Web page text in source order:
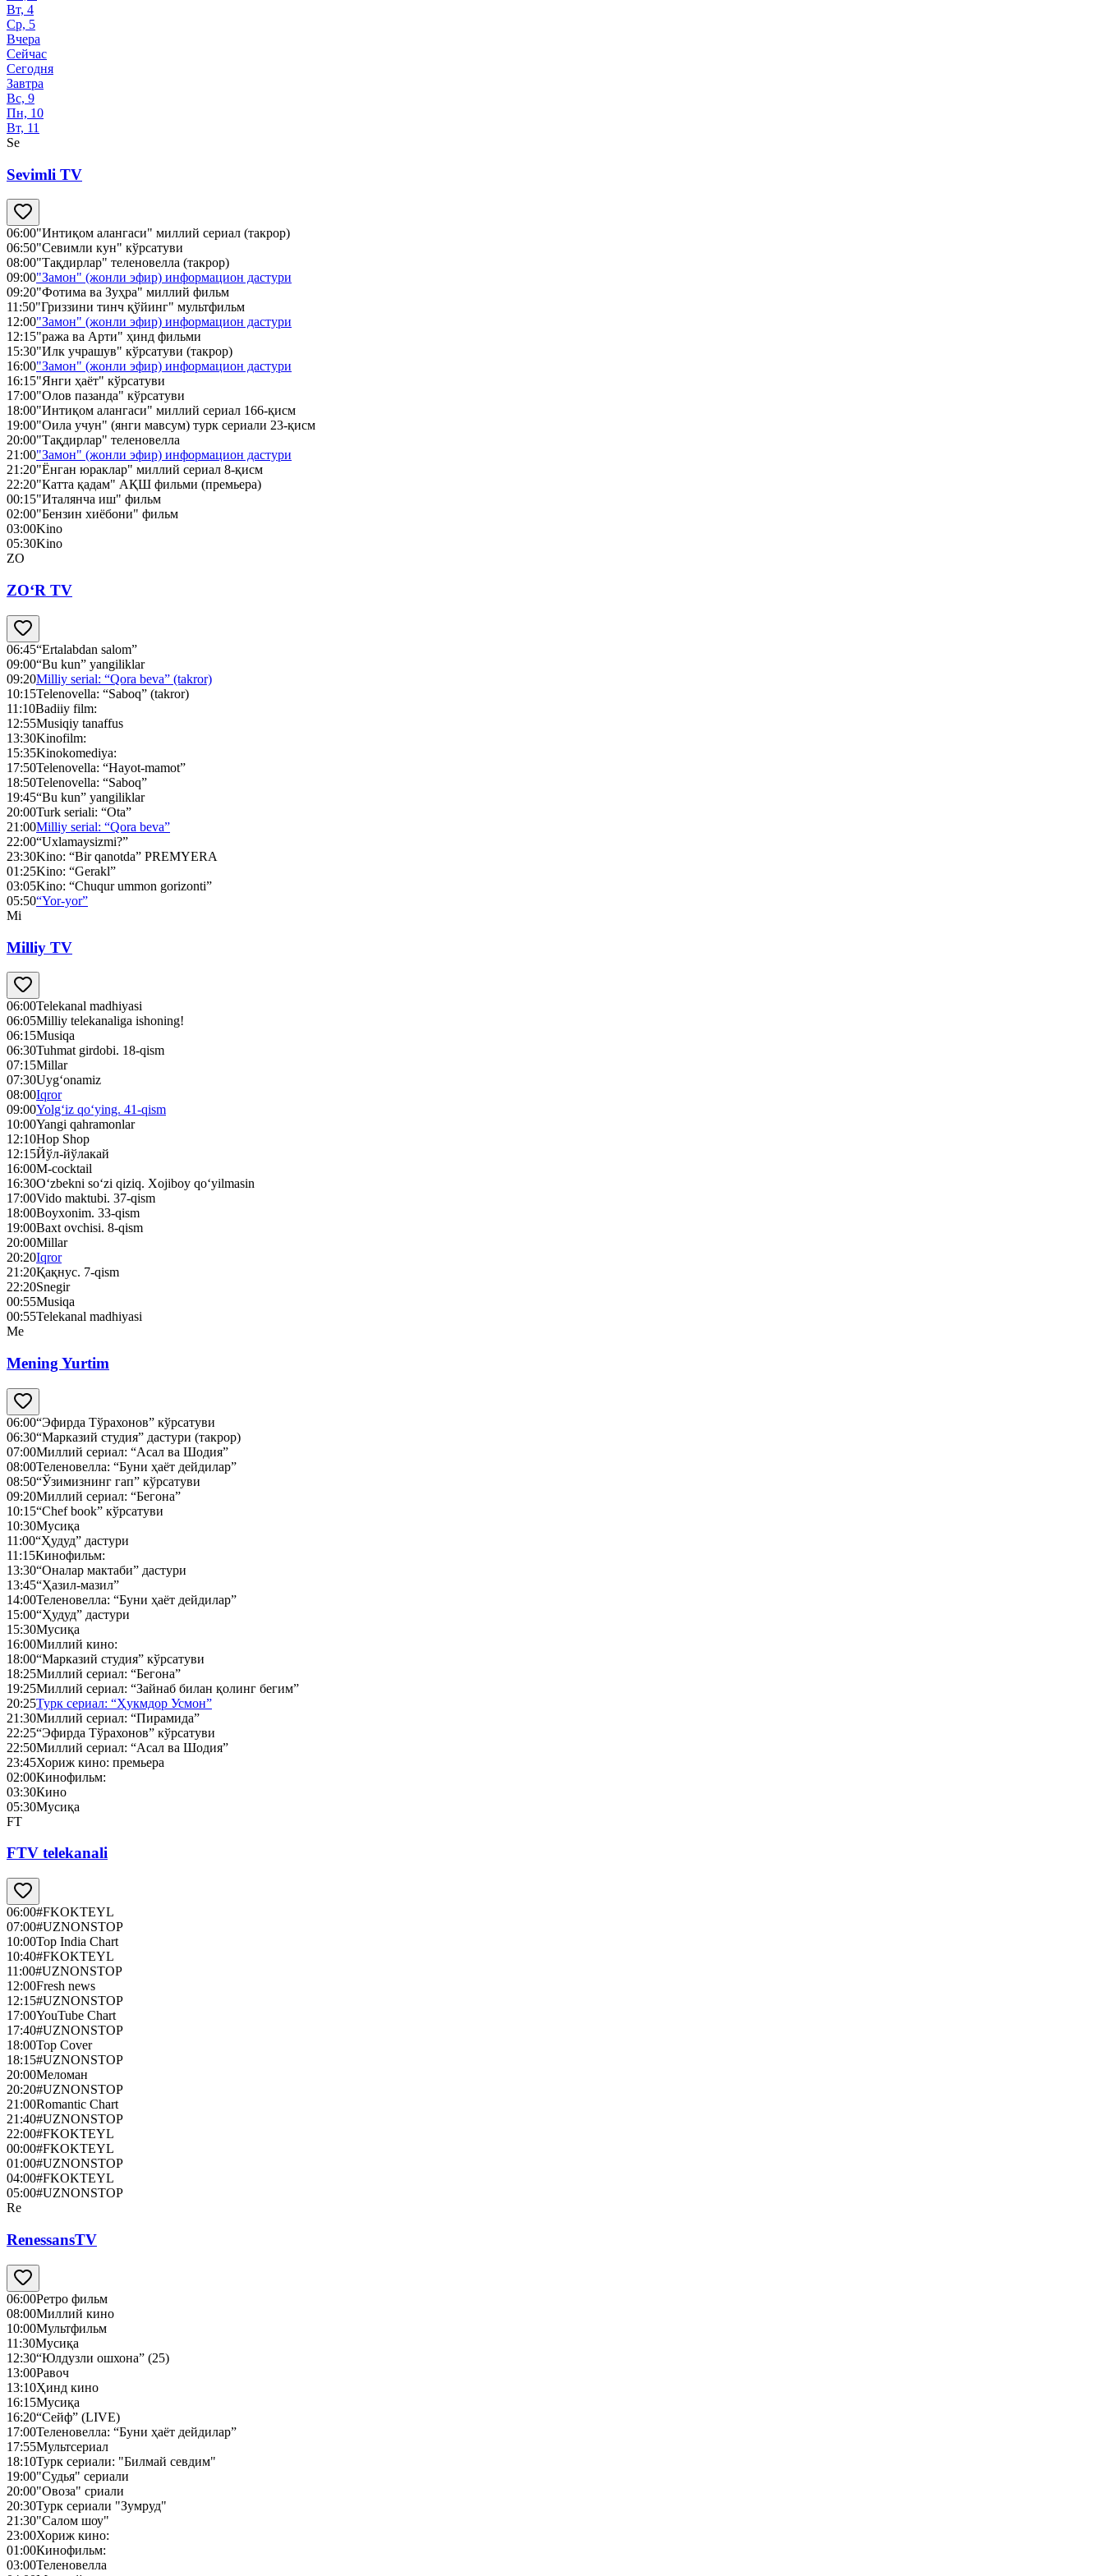
Вт, 4
Ср, 5
Вчера
Сейчас
Сегодня
Завтра
Вс, 9
Пн, 10
Вт, 11
Se
Sevimli TV
06:00"Интиқом алангаси" миллий cериал (такрор)
06:50"Севимли кун" кўрсатуви
08:00"Тақдирлар" теленовелла (такрор)
09:00"Замон" (жонли эфир) информацион дастури
09:20"Фотима ва Зуҳра" миллий фильм
11:50"Гриззини тинч қўйинг" мультфильм
12:00"Замон" (жонли эфир) информацион дастури
12:15"ража ва Арти" ҳинд фильми
15:30"Илк учрашув" кўрсатуви (такрор)
16:00"Замон" (жонли эфир) информацион дастури
16:15"Янги ҳаёт" кўрсатуви
17:00"Олов пазанда" кўрсатуви
18:00"Интиқом алангаси" миллий сериал 166-қисм
19:00"Оила учун" (янги мавсум) турк сериали 23-қисм
20:00"Тақдирлар" теленовелла
21:00"Замон" (жонли эфир) информацион дастури
21:20"Ёнган юраклар" миллий сериал 8-қисм
22:20"Катта қадам" АҚШ фильми (премьера)
00:15"Италянча иш" фильм
02:00"Бензин хиёбони" фильм
03:00Kino
05:30Kino
ZO
ZO‘R TV
06:45“Ertalabdan salom”
09:00“Bu kun” yangiliklar
09:20Milliy serial: “Qora beva” (takror)
10:15Telenovella: “Saboq” (takror)
11:10Badiiy film:
12:55Musiqiy tanaffus
13:30Kinofilm:
15:35Kinokomediya:
17:50Telenovella: “Hayot-mamot”
18:50Telenovella: “Saboq”
19:45“Bu kun” yangiliklar
20:00Turk seriali: “Ota”
21:00Milliy serial: “Qora beva”
22:00“Uxlamaysizmi?”
23:30Kino: “Bir qanotda” PREMYERA
01:25Kino: “Gerakl”
03:05Kino: “Chuqur ummon gorizonti”
05:50“Yor-yor”
Mi
Milliy TV
06:00Telekanal madhiyasi
06:05Milliy telekanaliga ishoning!
06:15Musiqa
06:30Tuhmat girdobi. 18-qism
07:15Millar
07:30Uyg‘onamiz
08:00Iqror
09:00Yolg‘iz qo‘ying. 41-qism
10:00Yangi qahramonlar
12:10Hop Shop
12:15Йўл-йўлакай
16:00M-cocktail
16:30O‘zbekni so‘zi qiziq. Xojiboy qo‘yilmasin
17:00Vido maktubi. 37-qism
18:00Boyxonim. 33-qism
19:00Baxt ovchisi. 8-qism
20:00Millar
20:20Iqror
21:20Қақнус. 7-qism
22:20Snegir
00:55Musiqa
00:55Telekanal madhiyasi
Me
Mening Yurtim
06:00“Эфирда Тўрахонов” кўрсатуви
06:30“Марказий студия” дастури (такрор)
07:00Миллий сериал: “Асал ва Шодия”
08:00Теленовелла: “Буни ҳаёт дейдилар”
08:50“Ўзимизнинг гап” кўрсатуви
09:20Миллий сериал: “Бегона”
10:15“Chef book” кўрсатуви
10:30Мусиқа
11:00“Ҳудуд” дастури
11:15Кинофильм:
13:30“Оналар мактаби” дастури
13:45“Ҳазил-мазил”
14:00Теленовелла: “Буни ҳаёт дейдилар”
15:00“Ҳудуд” дастури
15:30Мусиқа
16:00Миллий кино:
18:00“Марказий студия” кўрсатуви
18:25Миллий сериал: “Бегона”
19:25Миллий сериал: “Зайнаб билан қолинг бегим”
20:25Турк сериал: “Ҳукмдор Усмон”
21:30Миллий сериал: “Пирамида”
22:25“Эфирда Тўрахонов” кўрсатуви
22:50Миллий сериал: “Асал ва Шодия”
23:45Хориж кино: премьера
02:00Кинофильм:
03:30Кино
05:30Мусиқа
FT
FTV telekanali
06:00#FKOKTEYL
07:00#UZNONSTOP
10:00Top India Chart
10:40#FKOKTEYL
11:00#UZNONSTOP
12:00Fresh news
12:15#UZNONSTOP
17:00YouTube Chart
17:40#UZNONSTOP
18:00Top Cover
18:15#UZNONSTOP
20:00Меломан
20:20#UZNONSTOP
21:00Romantic Chart
21:40#UZNONSTOP
22:00#FKOKTEYL
00:00#FKOKTEYL
01:00#UZNONSTOP
04:00#FKOKTEYL
05:00#UZNONSTOP
Re
RenessansTV
06:00Ретро фильм
08:00Миллий кино
10:00Мультфильм
11:30Мусиқа
12:30“Юлдузли ошхона” (25)
13:00Равоч
13:10Ҳинд кино
16:15Мусиқа
16:20“Сейф” (LIVE)
17:00Теленовелла: “Буни ҳаёт дейдилар”
17:55Мультсериал
18:10Турк сериали: "Билмай севдим"
19:00"Судья" сериали
20:00"Овоза" сриали
20:30Турк сериали "Зумруд"
21:30"Салом шоу"
23:00Хориж кино:
01:00Кинофильм:
03:00Теленовелла